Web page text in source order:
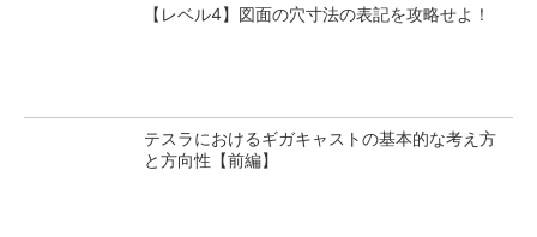
【レベル4】図面の穴寸法の表記を攻略せよ！
テスラにおけるギガキャストの基本的な考え方
と方向性【前編】